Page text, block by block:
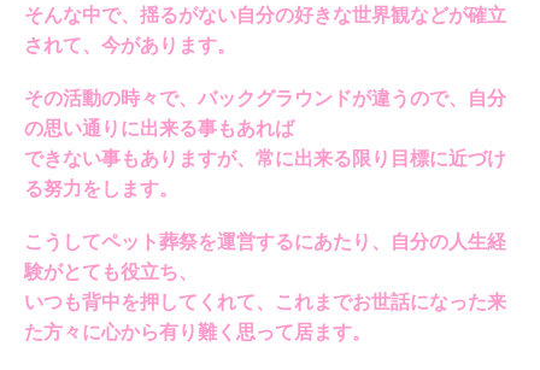
そんな中で、揺るがない自分の好きな世界観などが確立
されて、今があります。
その活動の時々で、バックグラウンドが違うので、自分
の思い通りに出来る事もあれば
できない事もありますが、常に出来る限り目標に近づけ
る努力をします。
こうしてペット葬祭を運営するにあたり、自分の人生経
験がとても役立ち、
いつも背中を押してくれて、これまでお世話になった来
た方々に心から有り難く思って居ます。